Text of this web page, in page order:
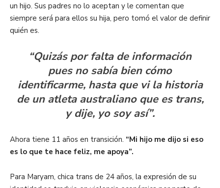
un hijo. Sus padres no lo aceptan y le comentan que
siempre será para ellos su hija, pero tomó el valor de definir
quién es.
“Quizás por falta de información
pues no sabía bien cómo
identificarme, hasta que vi la historia
de un atleta australiano que es trans,
y dije, yo soy así”.
Ahora tiene 11 años en transición. “Mi hijo me dijo si eso
es lo que te hace feliz, me apoya”.
Para Maryam, chica trans de 24 años, la expresión de su